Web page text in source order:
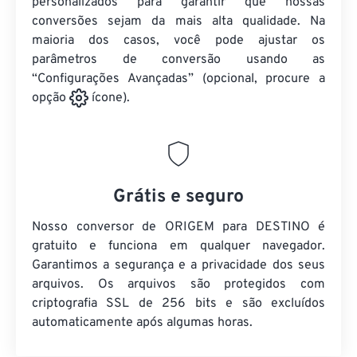
conversões sejam da mais alta qualidade. Na
maioria dos casos, você pode ajustar os
parâmetros de conversão usando as
“Configurações Avançadas” (opcional, procure a
opção
ícone).
Grátis e seguro
Nosso conversor de ORIGEM para DESTINO é
gratuito e funciona em qualquer navegador.
Garantimos a segurança e a privacidade dos seus
arquivos. Os arquivos são protegidos com
criptografia SSL de 256 bits e são excluídos
automaticamente após algumas horas.